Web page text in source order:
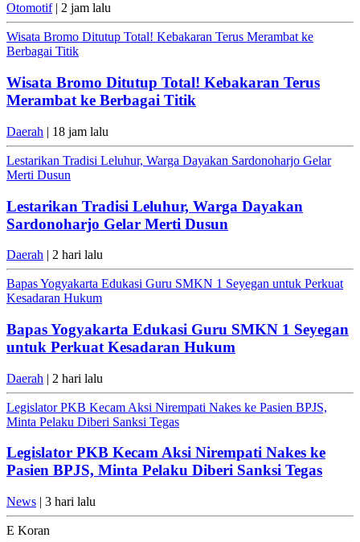
Otomotif| 2 jam lalu
Wisata Bromo Ditutup Total! Kebakaran Terus Merambat ke
Berbagai Titik
Wisata Bromo Ditutup Total! Kebakaran Terus
Merambat ke Berbagai Titik
Daerah | 18 jam lalu
Lestarikan Tradisi Leluhur, Warga Dayakan Sardonoharjo Gelar
Merti Dusun
Lestarikan Tradisi Leluhur, Warga Dayakan
Sardonoharjo Gelar Merti Dusun
Daerah | 2 hari lalu
Bapas Yogyakarta Edukasi Guru SMKN 1 Seyegan untuk Perkuat
Kesadaran Hukum
Bapas Yogyakarta Edukasi Guru SMKN 1 Seyegan
untuk Perkuat Kesadaran Hukum
Daerah | 2 hari lalu
Legislator PKB Kecam Aksi Nirempati Nakes ke Pasien BPJS,
Minta Pelaku Diberi Sanksi Tegas
Legislator PKB Kecam Aksi Nirempati Nakes ke
Pasien BPJS, Minta Pelaku Diberi Sanksi Tegas
News | 3 hari lalu
E Koran